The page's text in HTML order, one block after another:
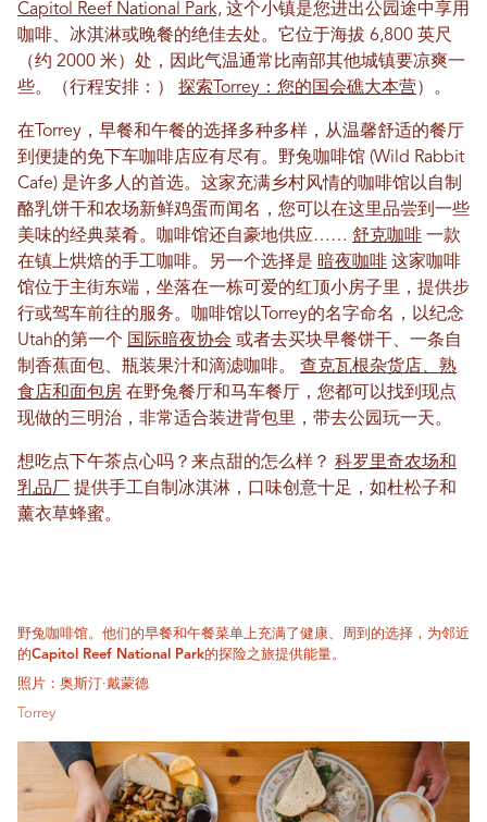
Capitol Reef National Park, 这个小镇是您进出公园途中享用
咖啡、冰淇淋或晚餐的绝佳去处。它位于海拔 6,800 英尺
（约 2000 米）处，因此气温通常比南​​部其他城镇要凉爽一
些。（行程安排：） 探索Torrey：您的国会礁大本营 ）。
在Torrey，早餐和午餐的选择多种多样，从温馨舒适的餐厅
到便捷的免下车咖啡店应有尽有。野兔咖啡馆 (Wild Rabbit
Cafe) 是许多人的首选。这家充满乡村风情的咖啡馆以自制
酪乳饼干和农场新鲜鸡蛋而闻名，您可以在这里品尝到一些
美味的经典菜肴。咖啡馆还自豪地供应…… 舒克咖啡 一款
在镇上烘焙的手工咖啡。另一个选择是 暗夜咖啡 这家咖啡
馆位于主街东端，坐落在一栋可爱的红顶小房子里，提供步
行或驾车前往的服务。咖啡馆以Torrey的名字命名，以纪念
Utah的第一个 国际暗夜协会 或者去买块早餐饼干、一条自
制香蕉面包、瓶装果汁和滴滤咖啡。 查克瓦根杂货店、熟
食店和面包房 在野兔餐厅和马车餐厅，您都可以找到现点
现做的三明治，非常适合装进背包里，带去公园玩一天。
想吃点下午茶点心吗？来点甜的怎么样？ 科罗里奇农场和
乳品厂
提供手工自制冰淇淋，口味创意十足，如杜松子和
薰衣草蜂蜜。
野兔咖啡馆。他们的早餐和午餐菜单上充满了健康、周到的选择，为邻近
的Capitol Reef National Park的探险之旅提供能量。
照片：奥斯汀·戴蒙德
Torrey